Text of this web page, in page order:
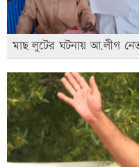
মাছ লুটের ঘটনায় আ.লীগ